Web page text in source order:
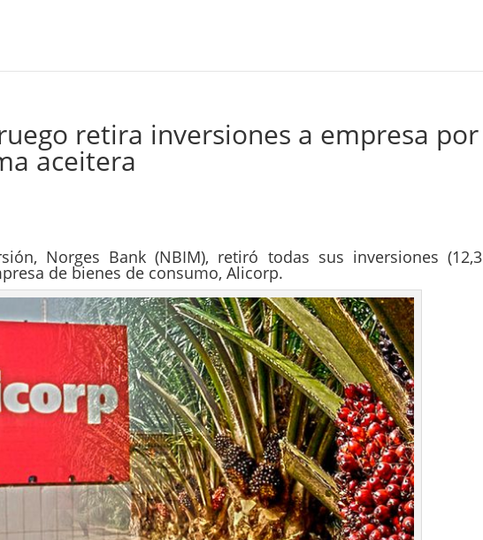
retira inversiones a empresa por
aceitera
Norges Bank (NBIM), retiró todas sus inversiones (12,3
de bienes de consumo, Alicorp.